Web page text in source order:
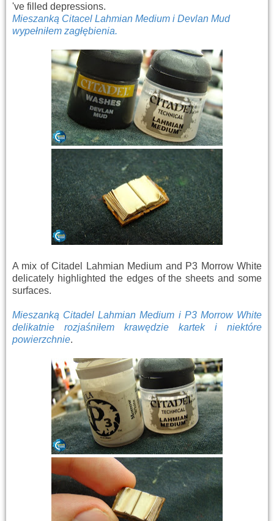
've filled depressions.
Mieszanką Citacel Lahmian Medium i Devlan Mud
wypełniłem zagłębienia.
A mix of Citadel Lahmian Medium and P3 Morrow White
delicately highlighted the edges of the sheets and some
surfaces.
Mieszanką Citadel Lahmian Medium i P3 Morrow White
delikatnie rozjaśniłem krawędzie kartek i niektóre
powierzchnie.